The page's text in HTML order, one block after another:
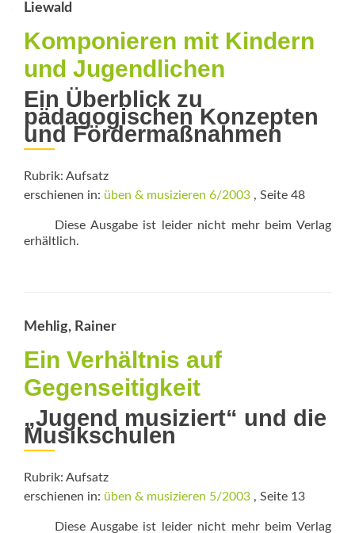
Liewald
Komponieren mit Kindern
und Jugendlichen
Ein Überblick zu
pädagogischen Konzepten
und Fördermaßnahmen
Rubrik: Aufsatz
erschienen in: üben & musizieren 6/2003 , Seite 48
Diese Ausgabe ist leider nicht mehr beim Verlag
erhältlich.
Mehlig, Rainer
Ein Verhältnis auf
Gegenseitigkeit
„Jugend musiziert“ und die
Musikschulen
Rubrik: Aufsatz
erschienen in: üben & musizieren 5/2003 , Seite 13
Diese Ausgabe ist leider nicht mehr beim Verlag